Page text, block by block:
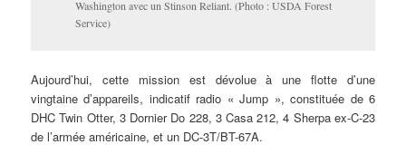
Washington avec un Stinson Reliant. (Photo : USDA Forest
Service)
Aujourd’hui, cette mission est dévolue à une flotte d’une
vingtaine d’appareils, indicatif radio « Jump », constituée de 6
DHC Twin Otter, 3 Dornier Do 228, 3 Casa 212, 4 Sherpa ex-C-23
de l’armée américaine, et un DC-3T/BT-67A.